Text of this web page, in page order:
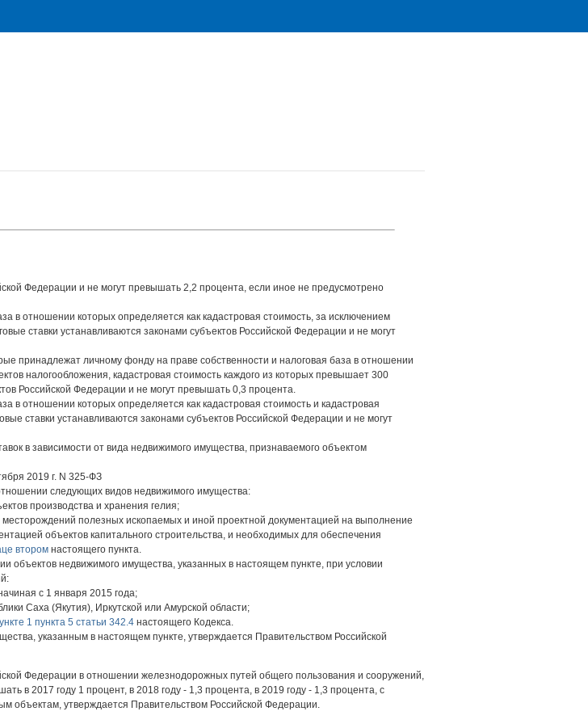
Федерации и не могут превышать 2,2 процента, если иное не предусмотрено
в отношении которых определяется как кадастровая стоимость, за исключением
ставки устанавливаются законами субъектов Российской Федерации и не могут
принадлежат личному фонду на праве собственности и налоговая база в отношении
налогообложения, кадастровая стоимость каждого из которых превышает 300
Российской Федерации и не могут превышать 0,3 процента.
в отношении которых определяется как кадастровая стоимость и кадастровая
ставки устанавливаются законами субъектов Российской Федерации и не могут
в зависимости от вида недвижимого имущества, признаваемого объектом
2019 г. N 325-ФЗ
следующих видов недвижимого имущества:
производства и хранения гелия;
полезных ископаемых и иной проектной документацией на выполнение
объектов капитального строительства, и необходимых для обеспечения
втором настоящего пункта.
объектов недвижимого имущества, указанных в настоящем пункте, при условии
с 1 января 2015 года;
Саха (Якутия), Иркутской или Амурской области;
1 пункта 5 статьи 342.4 настоящего Кодекса.
указанным в настоящем пункте, утверждается Правительством Российской
Федерации в отношении железнодорожных путей общего пользования и сооружений,
в 2017 году 1 процент, в 2018 году - 1,3 процента, в 2019 году - 1,3 процента, с
объектам, утверждается Правительством Российской Федерации.